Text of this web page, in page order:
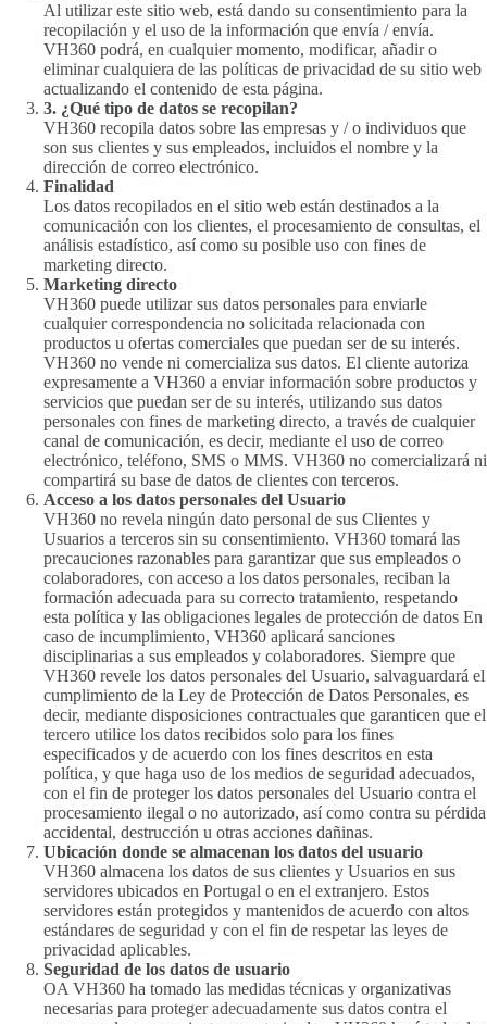
Al utilizar este sitio web, está dando su consentimiento para la
recopilación y el uso de la información que envía / envía.
VH360 podrá, en cualquier momento, modificar, añadir o
eliminar cualquiera de las políticas de privacidad de su sitio web
actualizando el contenido de esta página.
3. ¿Qué tipo de datos se recopilan?
VH360 recopila datos sobre las empresas y / o individuos que
son sus clientes y sus empleados, incluidos el nombre y la
dirección de correo electrónico.
Finalidad
Los datos recopilados en el sitio web están destinados a la
comunicación con los clientes, el procesamiento de consultas, el
análisis estadístico, así como su posible uso con fines de
marketing directo.
Marketing directo
VH360 puede utilizar sus datos personales para enviarle
cualquier correspondencia no solicitada relacionada con
productos u ofertas comerciales que puedan ser de su interés.
VH360 no vende ni comercializa sus datos. El cliente autoriza
expresamente a VH360 a enviar información sobre productos y
servicios que puedan ser de su interés, utilizando sus datos
personales con fines de marketing directo, a través de cualquier
canal de comunicación, es decir, mediante el uso de correo
electrónico, teléfono, SMS o MMS. VH360 no comercializará ni
compartirá su base de datos de clientes con terceros.
Acceso a los datos personales del Usuario
VH360 no revela ningún dato personal de sus Clientes y
Usuarios a terceros sin su consentimiento. VH360 tomará las
precauciones razonables para garantizar que sus empleados o
colaboradores, con acceso a los datos personales, reciban la
formación adecuada para su correcto tratamiento, respetando
esta política y las obligaciones legales de protección de datos En
caso de incumplimiento, VH360 aplicará sanciones
disciplinarias a sus empleados y colaboradores. Siempre que
VH360 revele los datos personales del Usuario, salvaguardará el
cumplimiento de la Ley de Protección de Datos Personales, es
decir, mediante disposiciones contractuales que garanticen que el
tercero utilice los datos recibidos solo para los fines
especificados y de acuerdo con los fines descritos en esta
política, y que haga uso de los medios de seguridad adecuados,
con el fin de proteger los datos personales del Usuario contra el
procesamiento ilegal o no autorizado, así como contra su pérdida
accidental, destrucción u otras acciones dañinas.
Ubicación donde se almacenan los datos del usuario
VH360 almacena los datos de sus clientes y Usuarios en sus
servidores ubicados en Portugal o en el extranjero. Estos
servidores están protegidos y mantenidos de acuerdo con altos
estándares de seguridad y con el fin de respetar las leyes de
privacidad aplicables.
Seguridad de los datos de usuario
OA VH360 ha tomado las medidas técnicas y organizativas
necesarias para proteger adecuadamente sus datos contra el